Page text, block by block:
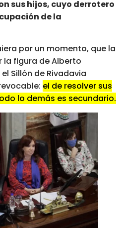
sus hijos, cuyo derrotero
de la
por un momento, que la
la figura de Alberto
Sillón de Rivadavia
el de resolver sus
lo demás es secundario.